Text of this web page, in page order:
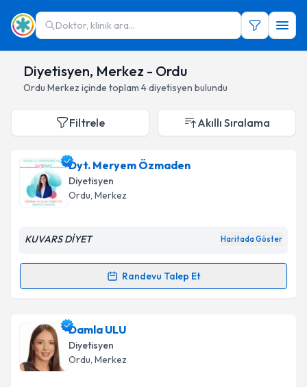
Doktor, klinik ara...
Diyetisyen, Merkez - Ordu
Ordu Merkez içinde toplam 4diyetisyen bulundu
Filtrele Akıllı Sıralama
Dyt. Meryem Özmaden
Diyetisyen
Ordu, Merkez
KUVARS DİYET Haritada Göster
Randevu Talep Et
Randevu Takvimi Talebi
Dyt. Meryem Özmaden
oluşturun. Size bu uzmandan randevu almanız için bir
takvim hazırlandığında e-posta ile bilgilendireceğiz.
Damla ULU
Diyetisyen
Ordu, Merkez